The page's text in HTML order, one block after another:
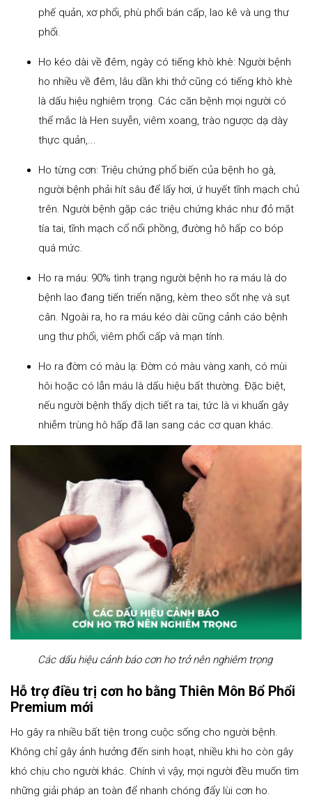
phế quản, xơ phổi, phù phổi bán cấp, lao kê và ung thư
phổi.
Ho kéo dài về đêm, ngày có tiếng khò khè: Người bệnh
ho nhiều về đêm, lâu dần khi thở cũng có tiếng khò khè
là dấu hiệu nghiêm trọng. Các căn bệnh mọi người có
thể mắc là Hen suyễn, viêm xoang, trào ngược dạ dày
thực quản,...
Ho từng cơn: Triệu chứng phổ biến của bệnh ho gà,
người bệnh phải hít sâu để lấy hơi, ứ huyết tĩnh mạch chủ
trên. Người bệnh gặp các triệu chứng khác như đỏ mặt
tía tai, tĩnh mạch cổ nổi phồng, đường hô hấp co bóp
quá mức.
Ho ra máu: 90% tình trạng người bệnh ho ra máu là do
bệnh lao đang tiến triển nặng, kèm theo sốt nhẹ và sụt
cân. Ngoài ra, ho ra máu kéo dài cũng cảnh cáo bệnh
ung thư phổi, viêm phổi cấp và mạn tính.
Ho ra đờm có màu lạ: Đờm có màu vàng xanh, có mùi
hôi hoặc có lẫn máu là dấu hiệu bất thường. Đặc biệt,
nếu người bệnh thấy dịch tiết ra tai, tức là vi khuẩn gây
nhiễm trùng hô hấp đã lan sang các cơ quan khác.
Các dấu hiệu cảnh báo cơn ho trở nên nghiêm trọng
Hỗ trợ điều trị cơn ho bằng Thiên Môn Bổ Phổi
Premium mới
Ho gây ra nhiều bất tiện trong cuộc sống cho người bệnh.
Không chỉ gây ảnh hưởng đến sinh hoạt, nhiều khi ho còn gây
khó chịu cho người khác. Chính vì vậy, mọi người đều muốn tìm
những giải pháp an toàn để nhanh chóng đẩy lùi cơn ho.